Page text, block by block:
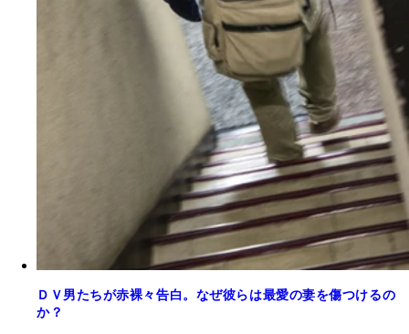
ＤＶ男たちが赤裸々告白。なぜ彼らは最愛の妻を傷つけるの
か？